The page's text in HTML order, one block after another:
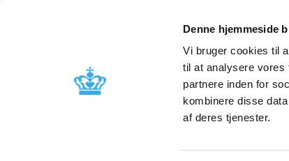
Denne hjemmeside
Vi bruger cookies til
til at analysere vores
partnere inden for
kombinere disse
af deres tjenester.
Godkendelse og